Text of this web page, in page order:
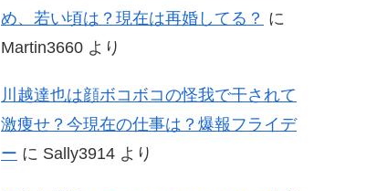
め、若い頃は？現在は再婚してる？ に
Martin3660 より
川越達也は顔ボコボコの怪我で干されて
激痩せ？今現在の仕事は？爆報フライデ
ー に Sally3914 より